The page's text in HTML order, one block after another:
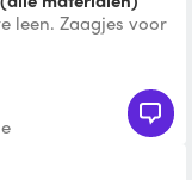
leen. Zaagjes voor